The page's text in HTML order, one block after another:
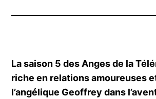
La saison 5 des Anges de la
riche en relations amoureuses
l’angélique Geoffrey dans